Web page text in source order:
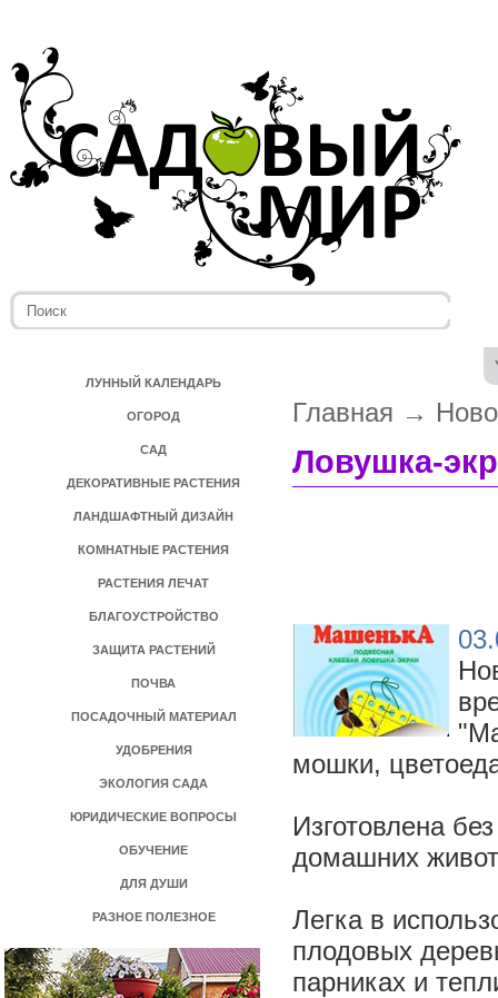
ЛУННЫЙ КАЛЕНДАРЬ
ОГОРОД
САД
ДЕКОРАТИВНЫЕ РАСТЕНИЯ
ЛАНДШАФТНЫЙ ДИЗАЙН
КОМНАТНЫЕ РАСТЕНИЯ
РАСТЕНИЯ ЛЕЧАТ
БЛАГОУСТРОЙСТВО
ЗАЩИТА РАСТЕНИЙ
ПОЧВА
ПОСАДОЧНЫЙ МАТЕРИАЛ
УДОБРЕНИЯ
ЭКОЛОГИЯ САДА
ЮРИДИЧЕСКИЕ ВОПРОСЫ
ОБУЧЕНИЕ
ДЛЯ ДУШИ
РАЗНОЕ ПОЛЕЗНОЕ
Главная →
Ловушка-
мошки,
Изготовлена
домашних
Легка в
плодовых
парниках и